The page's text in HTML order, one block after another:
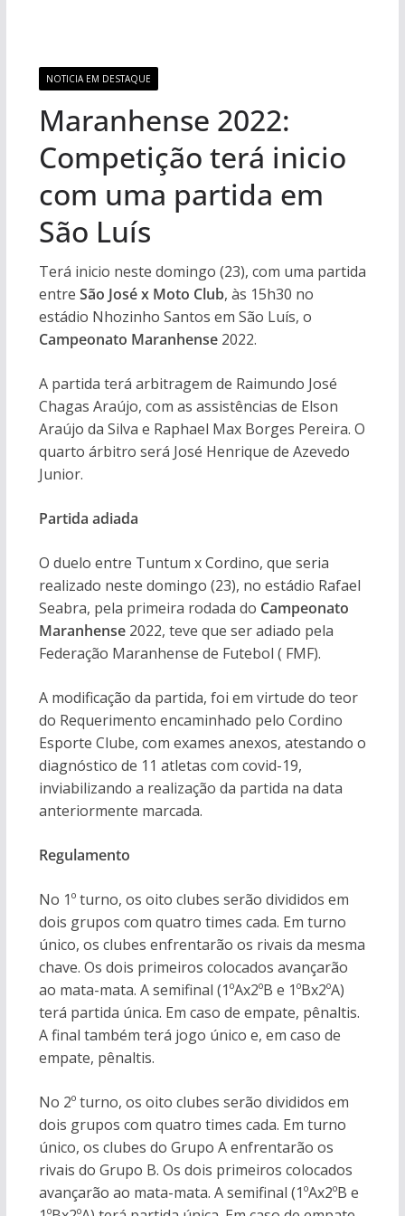
NOTICIA EM DESTAQUE
Maranhense 2022:
Competição terá inicio
com uma partida em
São Luís
Terá inicio neste domingo (23), com uma partida
entre São José x Moto Club, às 15h30 no
estádio Nhozinho Santos em São Luís, o
Campeonato Maranhense2022.
A partida terá arbitragem de Raimundo José
Chagas Araújo, com as assistências de Elson
Araújo da Silva e Raphael Max Borges Pereira. O
quarto árbitro será José Henrique de Azevedo
Junior.
Partida adiada
O duelo entre Tuntum x Cordino, que seria
realizado neste domingo (23), no estádio Rafael
Seabra, pela primeira rodada do Campeonato
Maranhense2022, teve que ser adiado pela
Federação Maranhense de Futebol ( FMF).
A modificação da partida, foi em virtude do teor
do Requerimento encaminhado pelo Cordino
Esporte Clube, com exames anexos, atestando o
diagnóstico de 11 atletas com covid-19,
inviabilizando a realização da partida na data
anteriormente marcada.
Regulamento
No 1º turno, os oito clubes serão divididos em
dois grupos com quatro times cada. Em turno
único, os clubes enfrentarão os rivais da mesma
chave. Os dois primeiros colocados avançarão
ao mata-mata. A semifinal (1ºAx2ºB e 1ºBx2ºA)
terá partida única. Em caso de empate, pênaltis.
A final também terá jogo único e, em caso de
empate, pênaltis.
No 2º turno, os oito clubes serão divididos em
dois grupos com quatro times cada. Em turno
único, os clubes do Grupo A enfrentarão os
rivais do Grupo B. Os dois primeiros colocados
avançarão ao mata-mata. A semifinal (1ºAx2ºB e